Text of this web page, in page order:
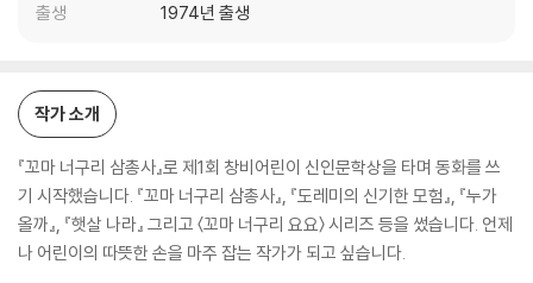
출생 1974년 출생
작가 소개
『꼬마 너구리 삼총사』로 제1회 창비어린이 신인문학상을 타며 동화를 쓰
기 시작했습니다. 『꼬마 너구리 삼총사』, 『도레미의 신기한 모험』, 『누가
올까』, 『햇살 나라』 그리고 〈꼬마 너구리 요요〉 시리즈 등을 썼습니다. 언제
나 어린이의 따뜻한 손을 마주 잡는 작가가 되고 싶습니다.